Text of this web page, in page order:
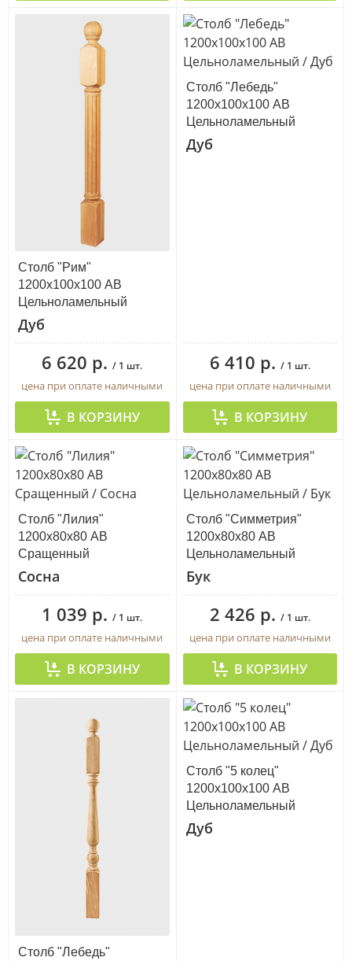
Столб "Рим"
1200х100х100 АВ
Цельноламельный
Дуб
6 620 р. / 1 шт.
цена при оплате наличными
В КОРЗИНУ
Столб "Лебедь"
1200х100х100 АВ
Цельноламельный
Дуб
6 410 р. / 1 шт.
цена при оплате наличными
В КОРЗИНУ
Столб "Лилия"
1200х80х80 АВ
Сращенный
Сосна
1 039 р. / 1 шт.
цена при оплате наличными
В КОРЗИНУ
Столб "Симметрия"
1200х80х80 АВ
Цельноламельный
Бук
2 426 р. / 1 шт.
цена при оплате наличными
В КОРЗИНУ
Столб "Лебедь"
Столб "5 колец"
1200х100х100 АВ
Цельноламельный
Дуб